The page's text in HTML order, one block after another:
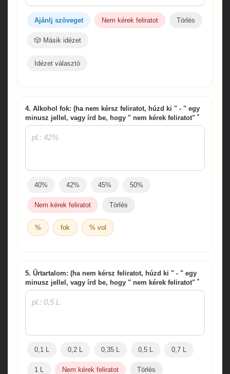
Ajánlj szöveget Nem kérek feliratot Törlés
🎲 Másik idézet
Idézet választó
4. Alkohol fok: (ha nem kérsz feliratot, húzd ki " - " egy
minusz jellel, vagy írd be, hogy " nem kérek feliratot" *
40% 42% 45% 50%
Nem kérek feliratot Törlés
% fok % vol
5. Űrtartalom: (ha nem kérsz feliratot, húzd ki " - " egy
minusz jellel, vagy írd be, hogy " nem kérek feliratot" *
0,1 L 0,2 L 0,35 L 0,5 L 0,7 L
1 L Nem kérek feliratot Törlés